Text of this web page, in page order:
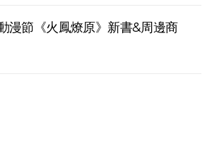
漫節《火鳳燎原》新書&周邊商